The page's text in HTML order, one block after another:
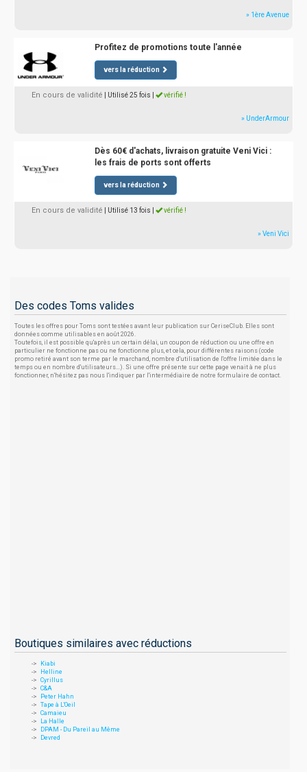
» 1ère Avenue
Profitez de promotions toute l'année
vers la réduction
En cours de validité | Utilisé 25 fois vérifié !
» UnderArmour
Dès 60€ d'achats, livraison gratuite Veni Vici :
les frais de ports sont offerts
vers la réduction
En cours de validité | Utilisé 13 fois vérifié !
» Veni Vici
Des codes Toms valides
Toutes les offres pour Toms sont testées avant leur publication sur CeriseClub. Elles sont
données comme utilisables en août 2026.
Toutefois, il est possible qu'après un certain délai, un coupon de réduction ou une offre en
particulier ne fonctionne pas ou ne fonctionne plus, et cela, pour différentes raisons (code
promo retiré avant son terme par le marchand, nombre d'utilisation de l'offre limitée dans le
temps ou en nombre d'utilisateurs...). Si une offre présente sur cette page venait à ne plus
fonctionner, n'hésitez pas nous l'indiquer par l'intermédiaire de notre formulaire de contact.
Boutiques similaires avec réductions
Kiabi
Helline
Cyrillus
C&A
Peter Hahn
Tape à L'Oeil
Camaieu
La Halle
DPAM - Du Pareil au Même
Devred